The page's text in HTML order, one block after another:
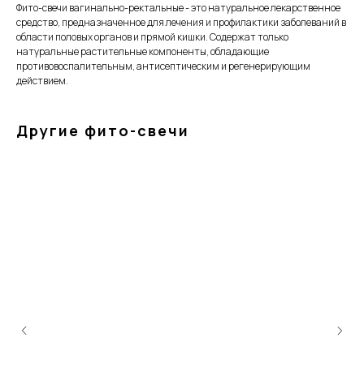
Фито-свечи вагинально-ректальные - это натуральное лекарственное
средство, предназначенное для лечения и профилактики заболеваний в
области половых органов и прямой кишки. Содержат только
натуральные растительные компоненты, обладающие
противовоспалительным, антисептическим и регенерирующим
действием.
Другие фито-свечи